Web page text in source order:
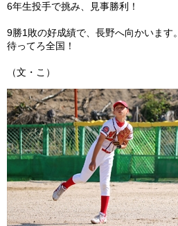
6年生投手で挑み、見事勝利！
9勝1敗の好成績で、長野へ向かいます。
待ってろ全国！
（文・こ）